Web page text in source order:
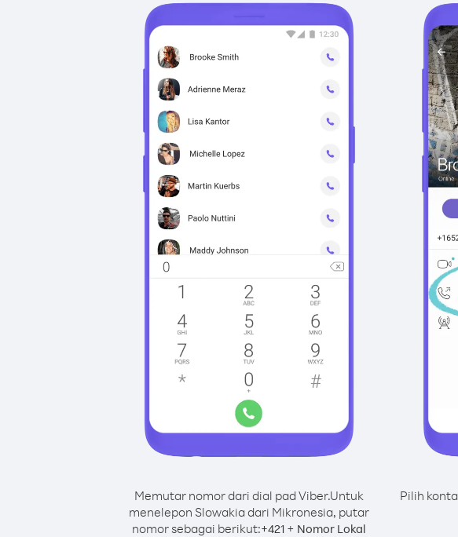
Memutar nomor dari dial pad Viber.Untuk
menelepon Slowakia dari Mikronesia, putar
nomor sebagai berikut:+421 + Nomor Lokal
Pilih